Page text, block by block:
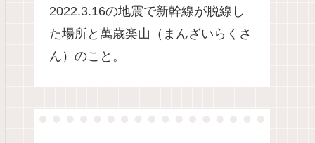
2022.3.16の地震で新幹線が脱線し
た場所と萬歳楽山（まんざいらくさ
ん）のこと。